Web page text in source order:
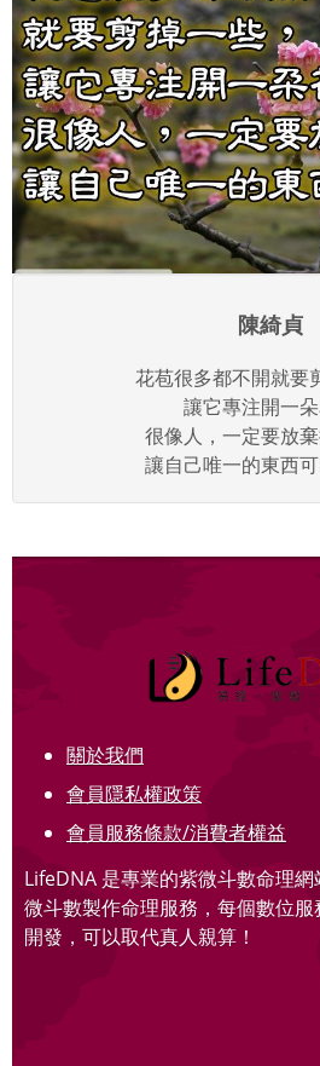
陳綺貞
花苞很多都不開就要
讓它專注開一朵
很像人，一定要放棄
讓自己唯一的東西可
關於我們
會員隱私權政策
會員服務條款/消費者權益
LifeDNA 是專業的紫微斗數命理
微斗數製作命理服務，每個數位
開發，可以取代真人親算！